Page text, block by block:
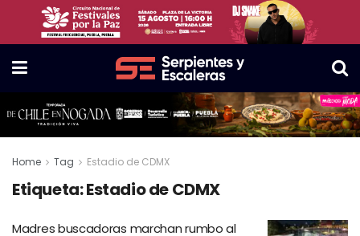
Home Tag Estadio de CDMX
Etiqueta:Estadio de CDMX
Madres buscadoras marchan rumbo al